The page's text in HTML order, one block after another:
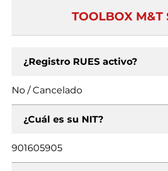
TOOLBOX M&T
¿Registro RUES activo?
No / Cancelado
¿Cuál es su NIT?
901605905